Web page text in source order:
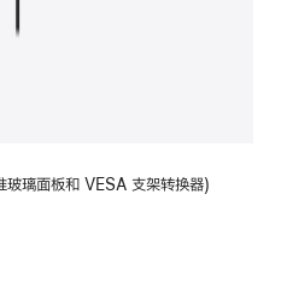
璃面板和 VESA 支架转换器)